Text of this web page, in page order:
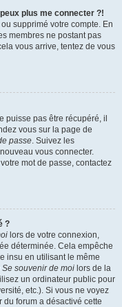
plus me connecter ?!
supprimé votre compte. En
membres ne postant pas
vous arrive, tentez de vous
puisse pas être récupéré, il
vous sur la page de
passe. Suivez les
vous connecter.
mot de passe, contactez
?
lors de votre connexion,
déterminée. Cela empêche
insu en utilisant le même
Se souvenir de moi lors de la
un ordinateur public pour
etc.). Si vous ne voyez
du forum a désactivé cette